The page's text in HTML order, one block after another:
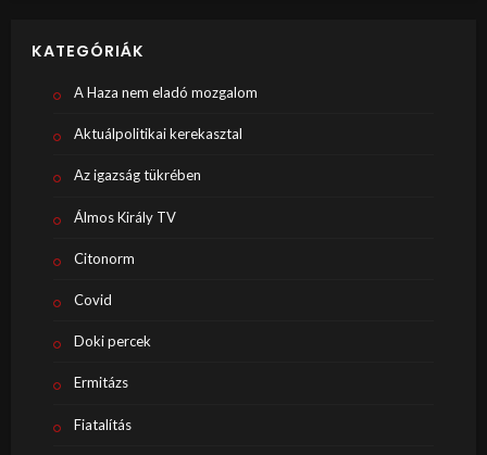
KATEGÓRIÁK
A Haza nem eladó mozgalom
Aktuálpolitikai kerekasztal
Az igazság tükrében
Álmos Király TV
Citonorm
Covid
Doki percek
Ermitázs
Fiatalítás